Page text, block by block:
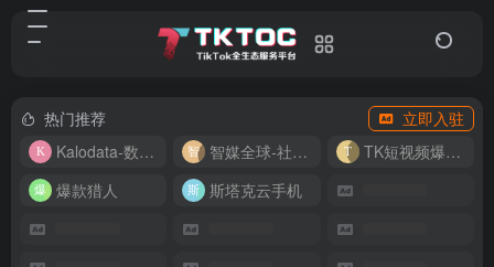
热门推荐
立即入驻
Kalodata-数据分析平台
智媒全球-社媒管理平台
TK短视频爆款复刻
爆款猎人
斯塔克云手机